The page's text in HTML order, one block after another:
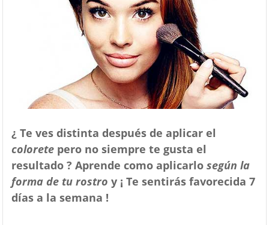
¿ Te ves distinta después de aplicar el
coloretepero no siempre te gusta el
resultado ? Aprende como aplicarlo según la
forma de tu rostro y ¡ Te sentirás favorecida 7
días a la semana !